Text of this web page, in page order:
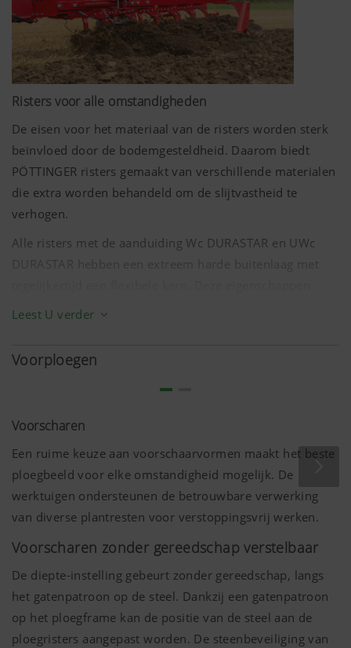
Risters voor alle omstandigheden
De eisen voor het materiaal van de risters worden sterk
beïnvloed door de bodemgesteldheid. Daarom biedt
PÖTTINGER risters gemaakt van verschillende materialen
die extra worden behandeld om de slijtvastheid te
verhogen.
Alle risters met de aanduiding Wc DURASTAR en UWc
worden bereikt door het carboniseren van de risters.
waardoor de slijtvastheid aanzienlijk toeneemt. De kern
aan de binnenkant blijft echter elastisch, wat breuken en
ervoor dat het oppervlak soepeler wordt, waardoor
slijtage wordt verminderd en de aarde niet blijft hangen.
Leest U verder
Voorploegen
Voorscharen
Een ruime keuze aan voorschaarvormen maakt het beste
ploegbeeld voor elke omstandigheid mogelijk. De
werktuigen ondersteunen de betrouwbare verwerking
van diverse plantresten voor verstoppingsvrij werken.
Voorscharen zonder gereedschap verstelbaar
De diepte-instelling gebeurt zonder gereedschap, langs
het gatenpatroon op de steel. Dankzij een gatenpatroon
op het ploegframe kan de positie van de steel aan de
ploegristers aangepast worden. De steenbeveiliging van